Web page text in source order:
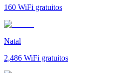
160 WiFi gratuitos
Natal
2,486 WiFi gratuitos